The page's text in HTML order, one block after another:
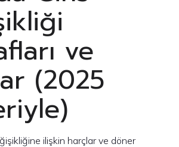
ve
(2025
ilişkin harçlar ve döner